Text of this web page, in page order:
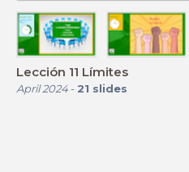
Lección 11 Límites
April 2024- 21 slides